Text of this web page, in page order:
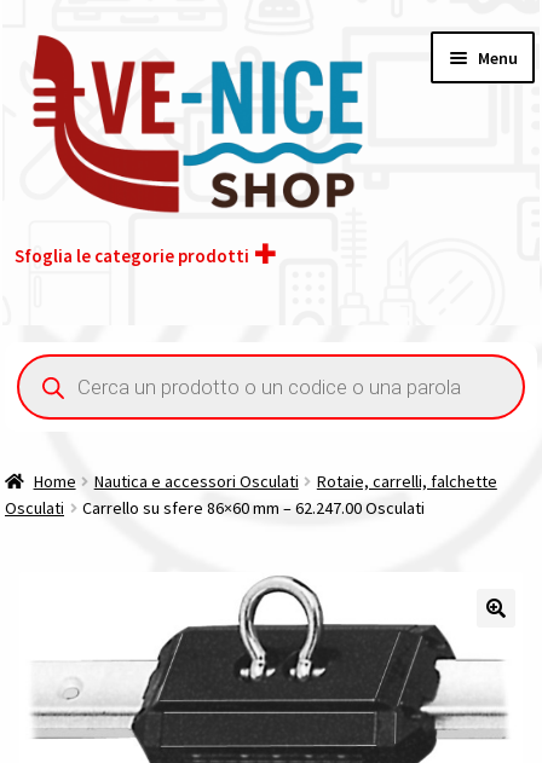
alla
navigazione
contenuto
Menu
Sfoglia le categorie prodotti
Acquisto iva 4% (agevolata)
Contatti
La nostra azienda
Condizioni generali
Ricerca
prodotti
Home Nautica e accessori Osculati
Rotaie, carrelli, falchette
Osculati
Carrello su sfere 86×60 mm – 62.247.00 Osculati